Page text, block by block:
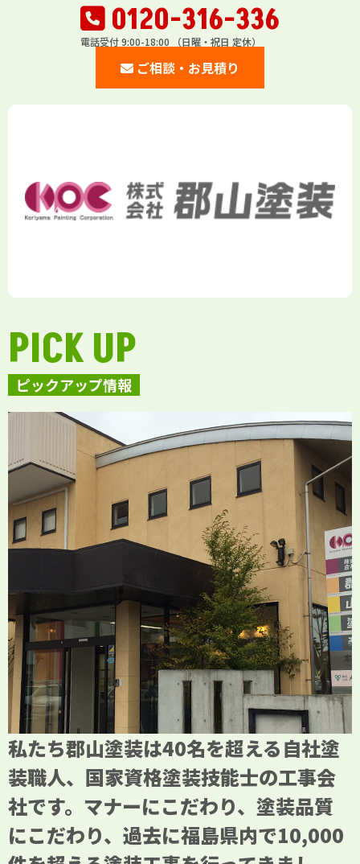
0120-316-336
電話受付 9:00-18:00 （日曜・祝日 定休）
ご相談・お見積り
ピックアップ情報
PICK UP
私たち郡山塗装は40名を超える自社塗
装職人、国家資格塗装技能士の工事会
社です。マナーにこだわり、塗装品質
にこだわり、過去に福島県内で10,000